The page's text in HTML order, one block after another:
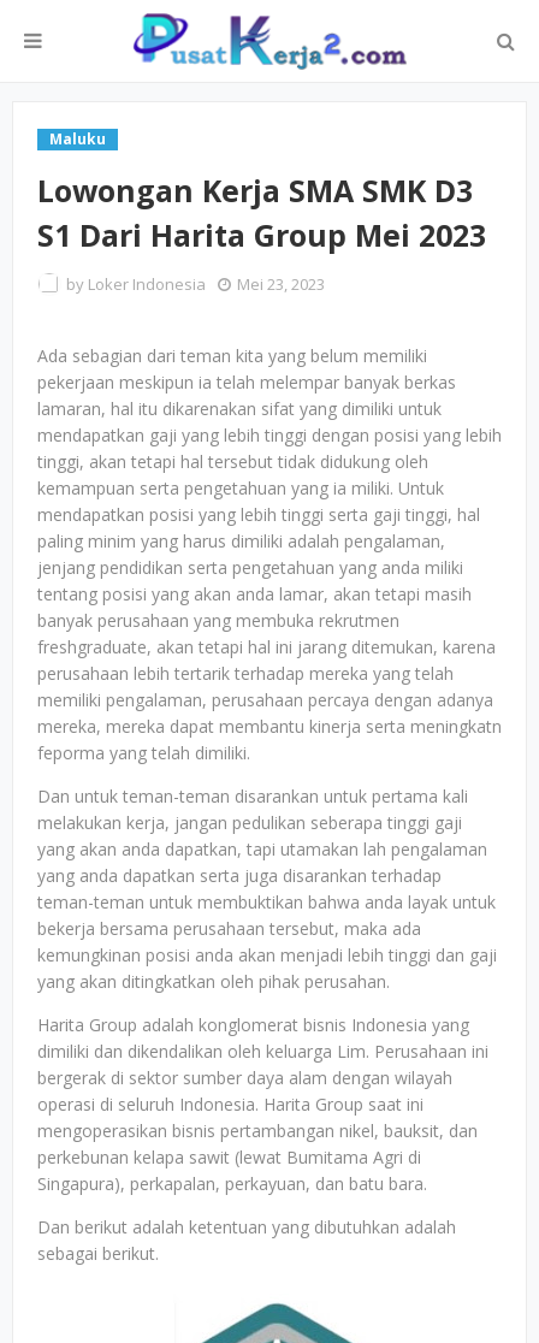
Maluku
Lowongan Kerja SMA SMK D3
S1 Dari Harita Group Mei 2023
by Loker Indonesia Mei 23, 2023
Ada sebagian dari teman kita yang belum memiliki
pekerjaan meskipun ia telah melempar banyak berkas
lamaran, hal itu dikarenakan sifat yang dimiliki untuk
mendapatkan gaji yang lebih tinggi dengan posisi yang lebih
tinggi, akan tetapi hal tersebut tidak didukung oleh
kemampuan serta pengetahuan yang ia miliki. Untuk
mendapatkan posisi yang lebih tinggi serta gaji tinggi, hal
paling minim yang harus dimiliki adalah pengalaman,
jenjang pendidikan serta pengetahuan yang anda miliki
tentang posisi yang akan anda lamar, akan tetapi masih
banyak perusahaan yang membuka rekrutmen
freshgraduate, akan tetapi hal ini jarang ditemukan, karena
perusahaan lebih tertarik terhadap mereka yang telah
memiliki pengalaman, perusahaan percaya dengan adanya
mereka, mereka dapat membantu kinerja serta meningkatn
feporma yang telah dimiliki.
Dan untuk teman-teman disarankan untuk pertama kali
melakukan kerja, jangan pedulikan seberapa tinggi gaji
yang akan anda dapatkan, tapi utamakan lah pengalaman
yang anda dapatkan serta juga disarankan terhadap
teman-teman untuk membuktikan bahwa anda layak untuk
bekerja bersama perusahaan tersebut, maka ada
kemungkinan posisi anda akan menjadi lebih tinggi dan gaji
yang akan ditingkatkan oleh pihak perusahan.
Harita Group adalah konglomerat bisnis Indonesia yang
dimiliki dan dikendalikan oleh keluarga Lim. Perusahaan ini
bergerak di sektor sumber daya alam dengan wilayah
operasi di seluruh Indonesia. Harita Group saat ini
mengoperasikan bisnis pertambangan nikel, bauksit, dan
perkebunan kelapa sawit (lewat Bumitama Agri di
Singapura), perkapalan, perkayuan, dan batu bara.
Dan berikut adalah ketentuan yang dibutuhkan adalah
sebagai berikut.